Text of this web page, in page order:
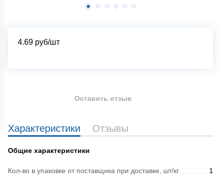
4.69 руб/шт
Характеристики Отзывы
Общие характеристики
Кол-во в упаковке от поставщика при доставке, шт/кг 1
Оставить отзыв